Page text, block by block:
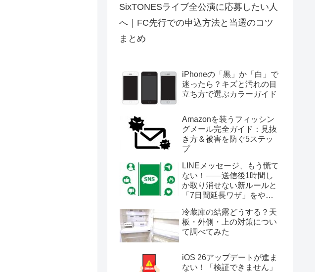
SixTONESライブ全公演に応募したい人
へ｜FC先行での申込方法と当選のコツ
まとめ
iPhoneの「黒」か「白」で
迷ったら？キズと汚れの目
立ち方で選ぶカラーガイド
Amazonを装うフィッシン
グメール完全ガイド：見抜
き方＆被害を防ぐ5ステッ
プ
LINEメッセージ、もう慌て
ない！――送信後1時間し
か取り消せない新ルールと
「7日間延長ワザ」をやさ
冷蔵庫の結露どうする？天
板・外側・上の対策につい
て調べてみた
iOS 26アップデートが進ま
ない！「検証できません」